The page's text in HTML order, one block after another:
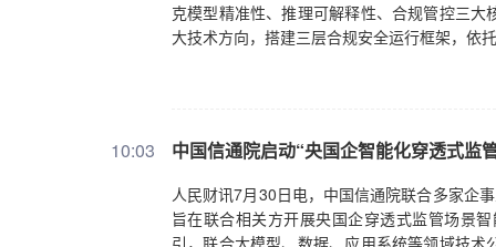
克模型精准性、推理可解释性、合规管控三
大技术方向，搭建三层合规安全运行框架，依
10:03 中国信通院启动“央国企智能化穿透式监
人民财讯7月30日电，中国信通院联合多家企
旨在联合相关方开展央国企穿透式监管场景
引，联合大模型、数据、应用系统等领域技